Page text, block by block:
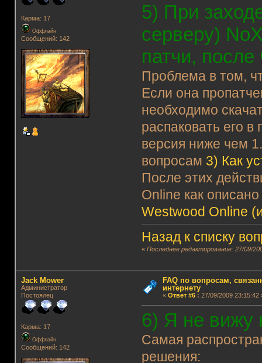
Карма: 17
Оффлайн
Сообщений: 142
5) При
серверу)
патчи, после
Проблема в том,
Если она
необходимо
распаковать его
версия ниже чем
вопросам 3) Как
После этих
Online как
Westwood Online
Назад к списку
«Последнее редактирование: 27/09/
Jack Mower
Администратор
Постоялец
Карма: 17
Оффлайн
Сообщений: 142
FAQ по вопросам,
интернету
« Ответ #6: 27/09/2009 23:15:42
6) Я не вижу
Самая
решения: